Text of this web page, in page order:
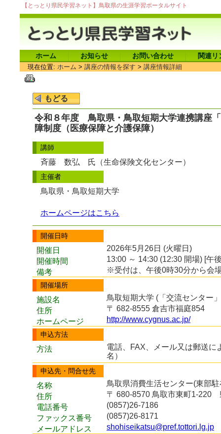
【とっとり県民学習ネット】鳥取県の生涯学習ポータルサイト
ホーム お知らせ お問い合わせ 関連リ
現在位置: ホーム > 講座の情報を探す > 講座情報詳細
令和８年度 鳥取県・鳥取短期大学連携講座
障制度（医療保障と介護保障）
講師
斉藤 数弘 氏（生命保険文化センター）
主催者
鳥取県・鳥取短期大学
ホームページはこちら
開催日時
開催日
2026年5月26日 (火曜日)
開催時間
13:00 ～ 14:30 (12:30 開場) [午
備考
※受付は、午後0時30分から会
開催場所
施設名
鳥取短期大学 (「交流センタ
住所
〒 682-8555 倉吉市福庭854
ホームページ
http://www.cygnus.ac.jp/
申込方法
方法
電話、FAX、メール又は郵送に
名）
申込先・問合せ先
名称
鳥取県消費生活センター(東部駐
住所
〒 680-8570 鳥取市東町1-220
電話番号
(0857)26-7186
ファックス番号
(0857)26-8171
メールアドレス
shohiseikatsu@pref.tottori.lg.jp